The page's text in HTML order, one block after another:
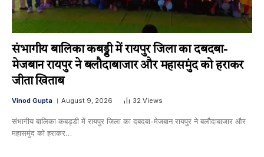
संभागीय बालिका कबड्डी में रायपुर जिला का दबदबा-​
मेजबान रायपुर ने बलौदाबाजार और महासमुंद को हराकर
जीता खिताब
Vinod Gupta August 9, 2026 32 Views
संभागीय बालिका कबड्डी में रायपुर जिला का दबदबा-​मेजबान रायपुर ने बलौदाबाजार और
महासमुंद को हराकर…